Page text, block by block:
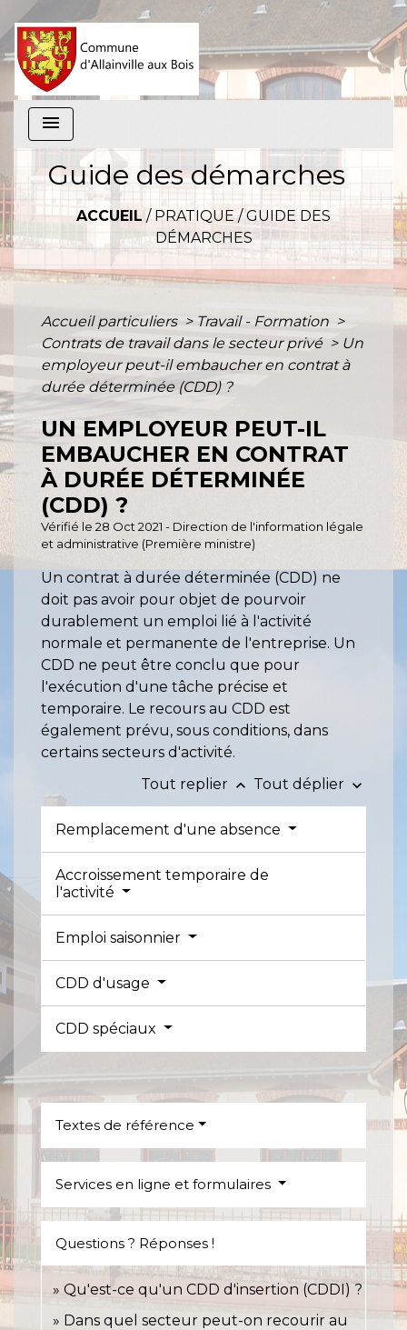
menu
Guide des démarches
ACCUEIL / PRATIQUE/GUIDE DES
DÉMARCHES
Accueil particuliers > Travail - Formation >
Contrats de travail dans le secteur privé > Un
employeur peut-il embaucher en contrat à
durée déterminée (CDD) ?
UN EMPLOYEUR PEUT-IL
EMBAUCHER EN CONTRAT
À DURÉE DÉTERMINÉE
(CDD) ?
Vérifié le 28 Oct 2021 - Direction de l'information légale
et administrative (Première ministre)
Un contrat à durée déterminée (CDD) ne
doit pas avoir pour objet de pourvoir
durablement un emploi lié à l'activité
normale et permanente de l'entreprise. Un
CDD ne peut être conclu que pour
l'exécution d'une tâche précise et
temporaire. Le recours au CDD est
également prévu, sous conditions, dans
certains secteurs d'activité.
Tout replier keyboard_arrow_up Tout déplier keyboard_arrow_down
Remplacement d'une absence
Accroissement temporaire de
l'activité
Emploi saisonnier
CDD d'usage
CDD spéciaux
Textes de référence
Services en ligne et formulaires
Questions ? Réponses !
Qu'est-ce qu'un CDD d'insertion (CDDI) ?
Dans quel secteur peut-on recourir au